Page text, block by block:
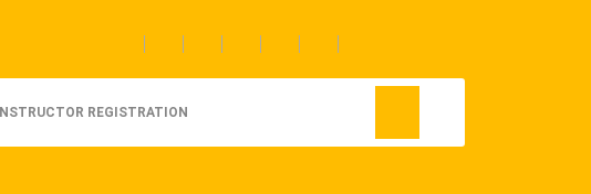
INSTRUCTOR REGISTRATION